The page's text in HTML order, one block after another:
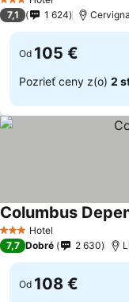
3 Počet hviezdičiek
7,1 1 624
Od 105 €
Pozrieť ceny z(o) 2
3 Počet hviezdičiek
Hotel
Columbus
7,7 Dobré 2 630
Od 108 €